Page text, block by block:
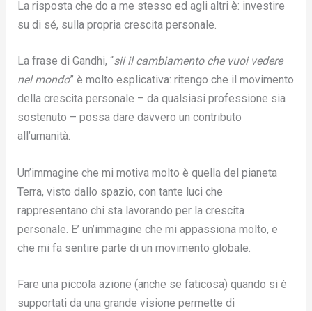
La risposta che do a me stesso ed agli altri è: investire
su di sé, sulla propria crescita personale.
La frase di Gandhi, “sii il cambiamento che vuoi vedere
nel mondo” è molto esplicativa: ritengo che il movimento
della crescita personale – da qualsiasi professione sia
sostenuto – possa dare davvero un contributo
all’umanità.
Un’immagine che mi motiva molto è quella del pianeta
Terra, visto dallo spazio, con tante luci che
rappresentano chi sta lavorando per la crescita
personale. E’ un’immagine che mi appassiona molto, e
che mi fa sentire parte di un movimento globale.
Fare una piccola azione (anche se faticosa) quando si è
supportati da una grande visione permette di